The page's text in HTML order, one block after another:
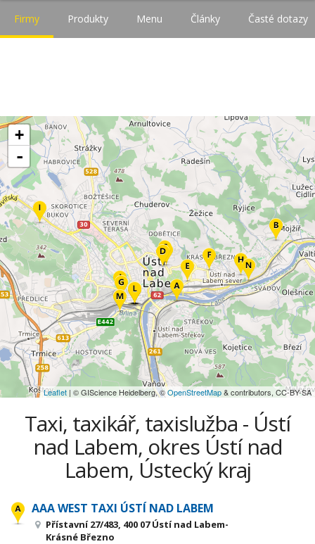
Firmy Produkty Menu Články Časté dotazy
+
-
Leaflet | © GIScience Heidelberg, ©OpenStreetMap& contributors, CC-BY-SA
Taxi, taxikář, taxislužba - Ústí
nad Labem, okres Ústí nad
Labem, Ústecký kraj
AAA WEST TAXI ÚSTÍ NAD LABEM
Přístavní 27/483, 400 07 Ústí nad Labem-
Krásné Březno